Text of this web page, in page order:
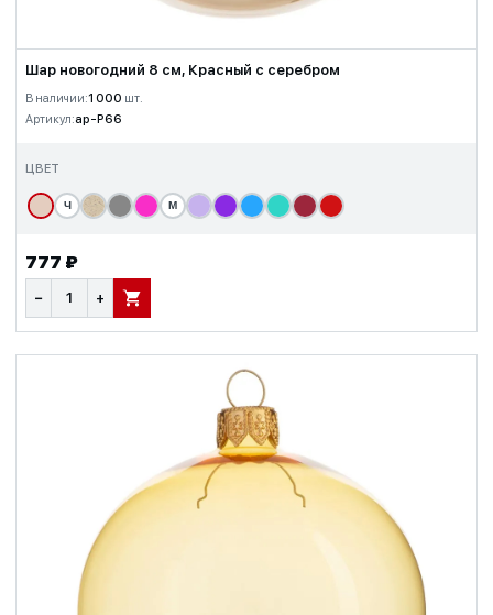
Шар новогодний 8 см, Красный с серебром
В наличии:1 000 шт.
Артикул:ap-P66
ЦВЕТ
Ч М
777 ₽
− + В КОРЗИНУ